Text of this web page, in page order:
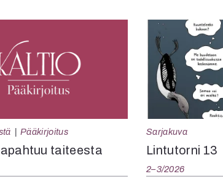
Pääkirjoitus
taiteesta
Sarjakuva
Lintutorni 13
2–3/2026